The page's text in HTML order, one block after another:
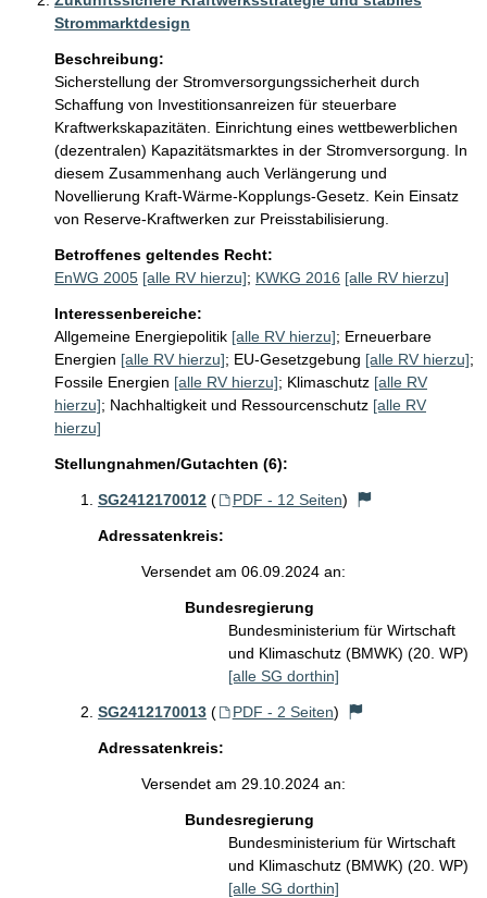
Strommarktdesign
Beschreibung:
Sicherstellung der Stromversorgungssicherheit durch
Schaffung von Investitionsanreizen für steuerbare
Kraftwerkskapazitäten. Einrichtung eines wettbewerblichen
(dezentralen) Kapazitätsmarktes in der Stromversorgung. In
diesem Zusammenhang auch Verlängerung und
Novellierung Kraft-Wärme-Kopplungs-Gesetz. Kein Einsatz
von Reserve-Kraftwerken zur Preisstabilisierung.
Betroffenes geltendes Recht:
EnWG 2005 [alle RV hierzu]; KWKG 2016 [alle RV hierzu]
Interessenbereiche:
Allgemeine Energiepolitik [alle RV hierzu]; Erneuerbare
Energien [alle RV hierzu]; EU-Gesetzgebung [alle RV hierzu];
Fossile Energien [alle RV hierzu]; Klimaschutz [alle RV
hierzu]; Nachhaltigkeit und Ressourcenschutz [alle RV
hierzu]
Stellungnahmen/Gutachten (6):
SG2412170012 ( PDF - 12 Seiten)
Adressatenkreis:
Versendet am 06.09.2024 an:
Bundesregierung
Bundesministerium für Wirtschaft
und Klimaschutz (BMWK) (20. WP)
[alle SG dorthin]
SG2412170013 ( PDF - 2 Seiten)
Adressatenkreis:
Versendet am 29.10.2024 an:
Bundesregierung
Bundesministerium für Wirtschaft
und Klimaschutz (BMWK) (20. WP)
[alle SG dorthin]